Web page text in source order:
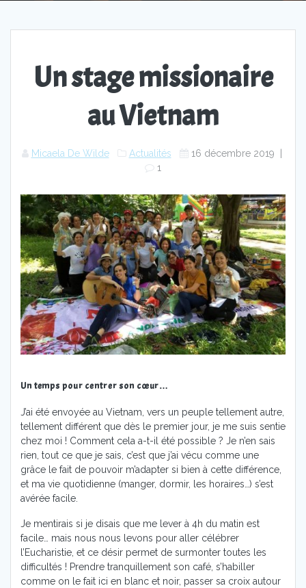
Un stage missionaire
au Vietnam
Micaela De Wilde Actualités 16 décembre 2019
1
Un temps pour centrer son cœur…
J’ai été envoyée au Vietnam, vers un peuple tellement autre,
tellement différent que dès le premier jour, je me suis sentie
chez moi ! Comment cela a-t-il été possible ? Je n’en sais
rien, tout ce que je sais, c’est que j’ai vécu comme une
grâce le fait de pouvoir m’adapter si bien à cette différence,
et ma vie quotidienne (manger, dormir, les horaires…) s’est
avérée facile.
Je mentirais si je disais que me lever à 4h du matin est
facile… mais nous nous levons pour aller célébrer
l’Eucharistie, et ce désir permet de surmonter toutes les
difficultés ! Prendre tranquillement son café, s’habiller
comme on le fait ici en blanc et noir, passer sa croix autour